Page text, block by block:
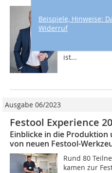
Beispiele, Hinweise:
Widerruf
Der
mit Jens
neuen
Österreich
ist...
Ausgabe 06/2023
Festool Experience
Einblicke in die Produktion
von neuen Festool-
Rund 80
kamen zur